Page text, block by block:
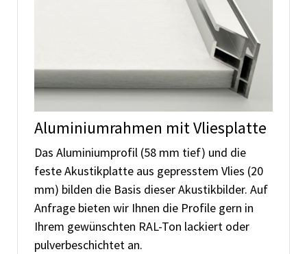
Aluminiumrahmen mit Vliesplatte
Das Aluminiumprofil (58 mm tief) und die
feste Akustikplatte aus gepresstem Vlies (20
mm) bilden die Basis dieser Akustikbilder. Auf
Anfrage bieten wir Ihnen die Profile gern in
Ihrem gewünschten RAL-Ton lackiert oder
pulverbeschichtet an.